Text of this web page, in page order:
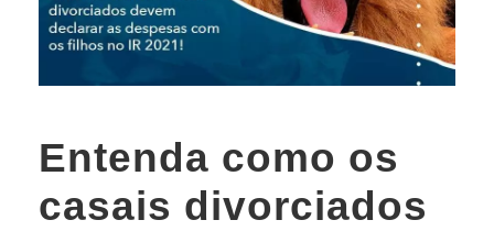
Entenda como os
casais divorciados